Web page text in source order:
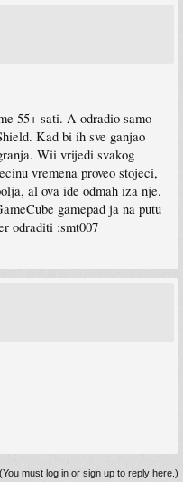
55+ sati. A odradio samo
Kad bi ih sve ganjao
Wii vrijedi svakog
vremena proveo stojeci,
al ova ide odmah iza nje.
gamepad ja na putu
odraditi :smt007
(You must log in or sign up to reply here.)